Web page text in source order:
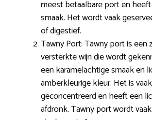
meest betaalbare port en
smaak. Het wordt vaak
of digestief.
Tawny Port: Tawny port is een
versterkte wijn die wordt
een karamelachtige smaak en
amberkleurige kleur. Het is
geconcentreerd en heeft een
afdronk. Tawny port wordt